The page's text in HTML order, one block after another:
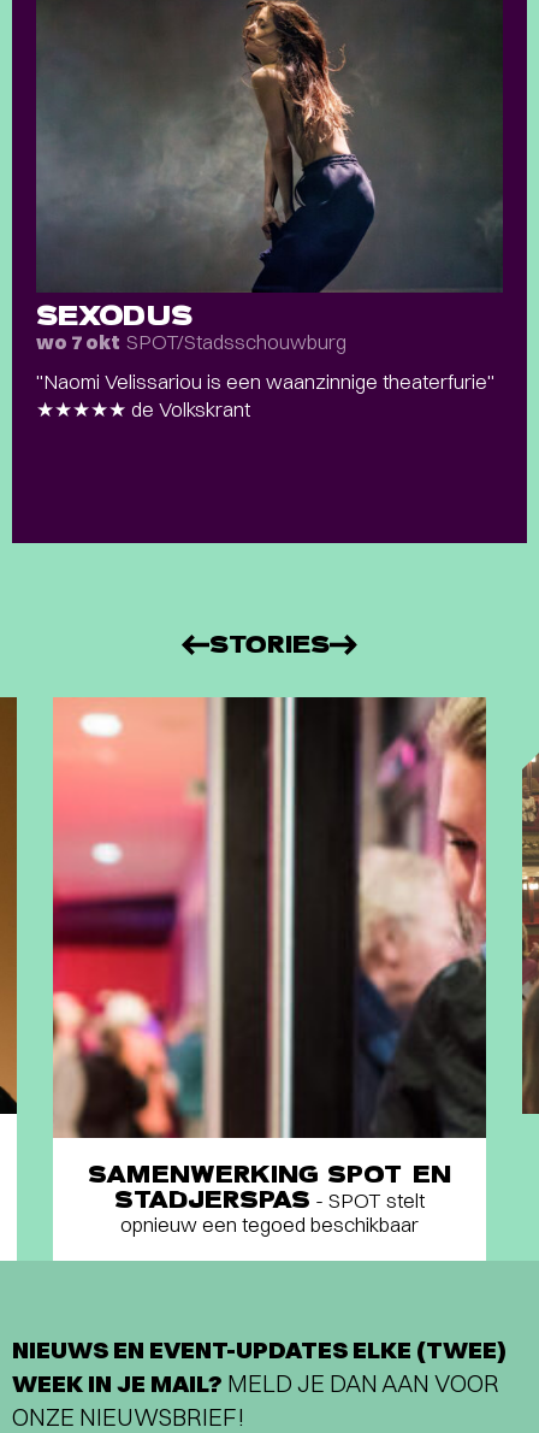
SEXODUS
wo 7 okt SPOT/Stadsschouwburg
"Naomi Velissariou is een waanzinnige theaterfurie"
★★★★★ de Volkskrant
STORIES
SAMENWERKING SPOT EN
STADJERSPAS - SPOT stelt
opnieuw een tegoed beschikbaar
NIEUWS EN EVENT-UPDATES ELKE (TWEE)
WEEK IN JE MAIL? MELD JE DAN AAN VOOR
ONZE NIEUWSBRIEF!